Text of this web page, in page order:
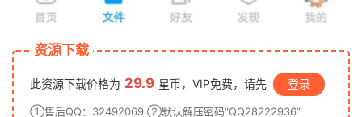
资源下载
此资源下载价格为 29.9 星币，VIP免费，请先 登录
①售后QQ：32492069 ②默认解压密码“QQ28222936”